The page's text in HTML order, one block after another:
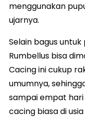
menggunakan
ujarnya.
Selain bagus
Rumbellus bisa
Cacing ini cukup
umumnya,
sampai empat hari
cacing biasa di